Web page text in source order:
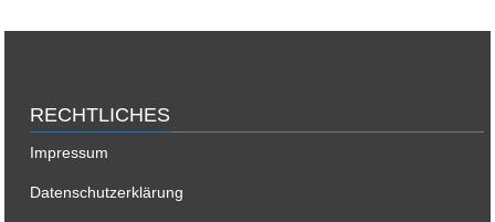
RECHTLICHES
Impressum
Datenschutzerklärung